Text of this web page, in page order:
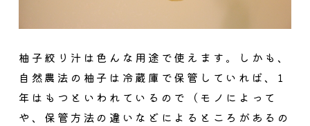
柚子絞り汁は色んな用途で使えます。しかも、
自然農法の柚子は冷蔵庫で保管していれば、1
年はもつといわれているので（モノによって
や、保管方法の違いなどによるところがあるの